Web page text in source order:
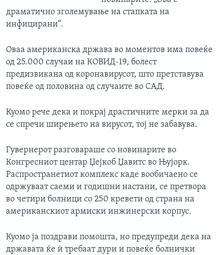
драматично зголемување на стапката на
инфицирани“.
Оваа американска држава во моментов има повеќе
од 25.000 случаи на КОВИД-19, болест
предизвикана од коронавирусот, што претставува
повеќе од половина од случаите во САД.
Куомо рече дека и покрај драстичните мерки за да
се спречи ширењето на вирусот, тој не забавува.
Гувернерот разговараше со новинарите во
Конгресниот центар Џејкоб Џавитс во Њујорк.
Распространетиот комплекс каде вообичаено се
одржуваат саеми и годишни настани, се претвора
во четири болници со 250 кревети од страна на
американскиот армиски инжинерски корпус.
Куомо ја поздрави помошта, но предупреди дека на
државата ќе ѝ требаат дури и повеќе болнички